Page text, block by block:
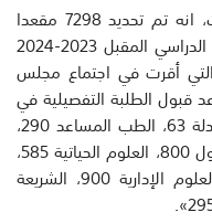
علمت مصادر مطلعة في جامعة الكويت، انه تم تحديد 7298 مقعدا
للقبول في مختلف كليات الجامعة للعام الدراسي المقبل 2023-2024
أقرت في اجتماع مجلس
قبول الطلبة التفصيلية في
مختلف الكليات هي: «الأسنان 30، الصيدلة 63، الطب المساعد 290،
الطب 150، العلوم 1175، الهندسة والبترول 800، العلوم الحياتية 585،
العلوم الاجتماعية 550، العمارة 120، العلوم الإدارية 900، الشريعة